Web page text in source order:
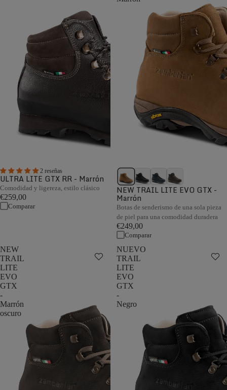
2 reseñas
ULTRA LITE GTX RR - Marrón
Comodidad y ligereza, estilo clásico
€259,00
Comparar
NEW TRAIL LITE EVO GTX -
Marrón
Botas de senderismo de una sola pieza
de piel para una comodidad duradera
€249,00
Comparar
NEW
TRAIL
LITE
EVO
GTX
-
Marrón
oscuro
NUEVO
TRAIL
LITE
EVO
GTX
-
Negro